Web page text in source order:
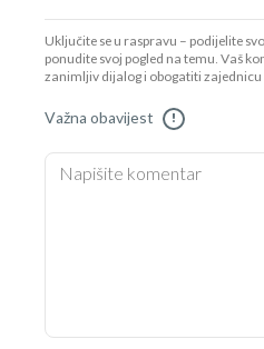
Uključite se u raspravu – podijelite
ponudite svoj pogled na temu. Vaš
zanimljiv dijalog i obogatiti zajednicu
Važna obavijest !